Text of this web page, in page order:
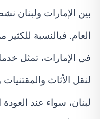
بين الإمارات
العام. فبالنسبة للكثير
في الإمارات، تمثل
لنقل الأثاث
لبنان، سواء عند العودة